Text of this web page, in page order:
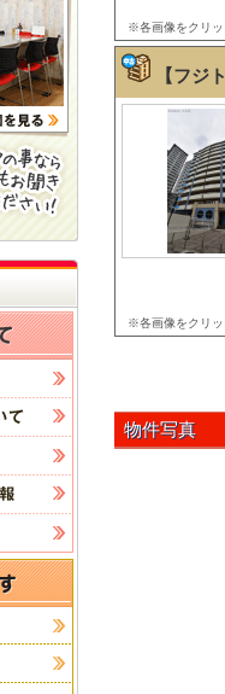
※各画像をクリッ
【フジ
※各画像をクリッ
物件写真